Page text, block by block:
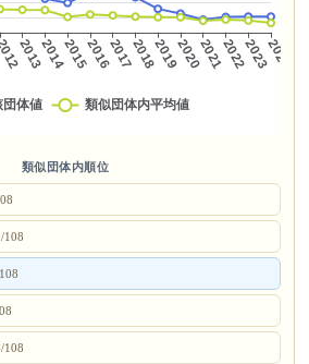
類似団体内順位
108
108